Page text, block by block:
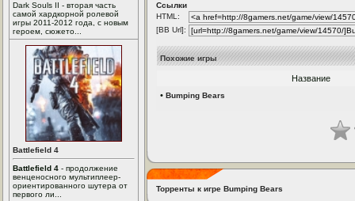
Dark Souls II - вторая часть
самой хардкорной ролевой
игры 2011-2012 года, с новым
героем, сюжето...
Battlefield 4
Battlefield 4 - продолжение
венценосного мультиплеер-
ориентированного шутера от
первого ли...
Ссылки
HTML:
[BB Url]:
Похожие игры
Название
• Bumping Bears
Торренты к игре Bumping Bears